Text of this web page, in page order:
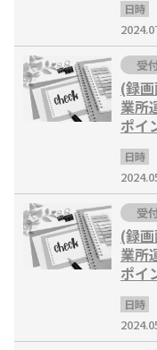
日時
受
(録
業所
ポイ
日時
受
(録
業所
ポイ
日時